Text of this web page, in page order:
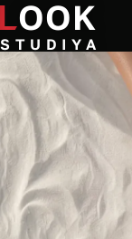
OOK
S T U D I Y A